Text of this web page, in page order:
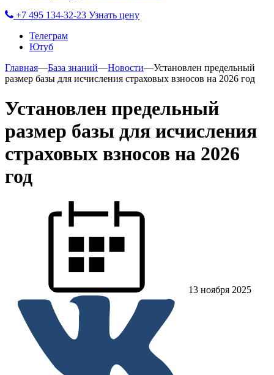
+7 495 134-32-23 Узнать цену
Телеграм
Ютуб
Главная—База знаний—Новости—Установлен предельный
размер базы для исчисления страховых взносов на 2026 год
Установлен предельный
размер базы для исчисления
страховых взносов на 2026
год
13 ноября 2025